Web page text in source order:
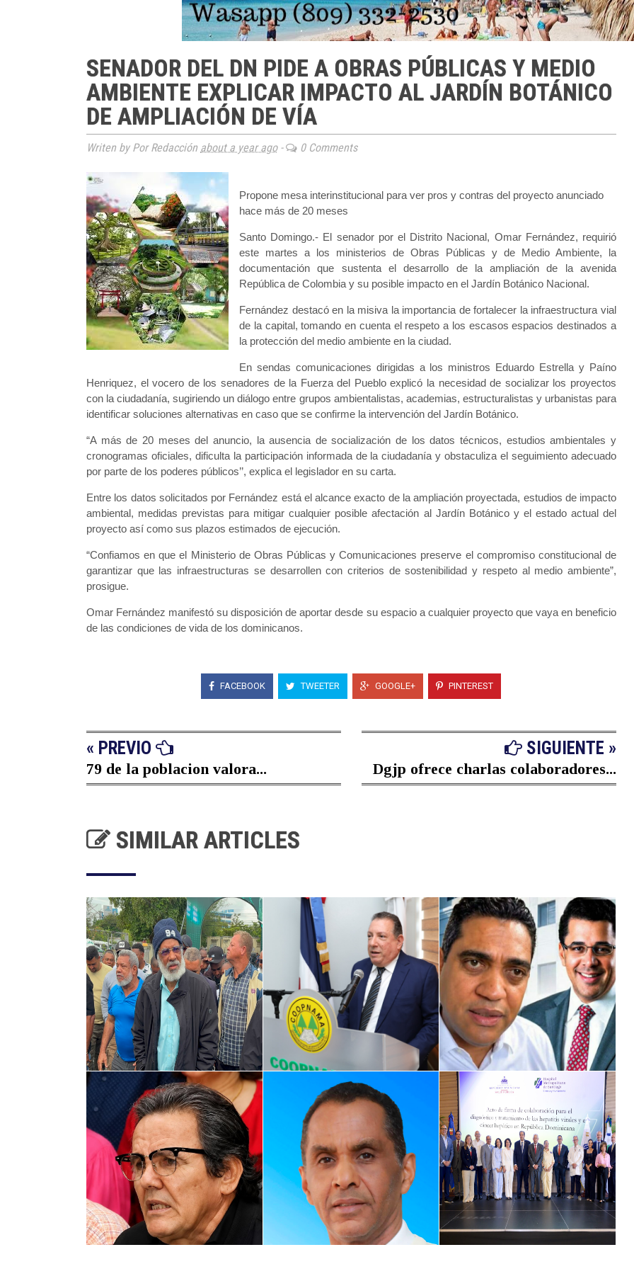
SENADOR DEL DN PIDE A OBRAS PÚBLICAS Y MEDIO
AMBIENTE EXPLICAR IMPACTO AL JARDÍN BOTÁNICO
DE AMPLIACIÓN DE VÍA
Writen by Por Redacción about a year ago- 0 Comments
Propone mesa interinstitucional para ver pros y contras del proyecto anunciado
hace más de 20 meses
Santo Domingo.- El senador por el Distrito Nacional, Omar Fernández, requirió
este martes a los ministerios de Obras Públicas y de Medio Ambiente, la
documentación que sustenta el desarrollo de la ampliación de la avenida
República de Colombia y su posible impacto en el Jardín Botánico Nacional.
Fernández destacó en la misiva la importancia de fortalecer la infraestructura vial
de la capital, tomando en cuenta el respeto a los escasos espacios destinados a
la protección del medio ambiente en la ciudad.
En sendas comunicaciones dirigidas a los ministros Eduardo Estrella y Paíno
Henriquez, el vocero de los senadores de la Fuerza del Pueblo explicó la necesidad de socializar los proyectos
con la ciudadanía, sugiriendo un diálogo entre grupos ambientalistas, academias, estructuralistas y urbanistas para
identificar soluciones alternativas en caso que se confirme la intervención del Jardín Botánico.
“A más de 20 meses del anuncio, la ausencia de socialización de los datos técnicos, estudios ambientales y
cronogramas oficiales, dificulta la participación informada de la ciudadanía y obstaculiza el seguimiento adecuado
por parte de los poderes públicos’’, explica el legislador en su carta.
Entre los datos solicitados por Fernández está el alcance exacto de la ampliación proyectada, estudios de impacto
ambiental, medidas previstas para mitigar cualquier posible afectación al Jardín Botánico y el estado actual del
proyecto así como sus plazos estimados de ejecución.
“Confiamos en que el Ministerio de Obras Públicas y Comunicaciones preserve el compromiso constitucional de
garantizar que las infraestructuras se desarrollen con criterios de sostenibilidad y respeto al medio ambiente”,
prosigue.
Omar Fernández manifestó su disposición de aportar desde su espacio a cualquier proyecto que vaya en beneficio
de las condiciones de vida de los dominicanos.
FACEBOOK TWEETER GOOGLE+ PINTEREST
« PREVIO
79 de la poblacion valora...
SIGUIENTE »
Dgjp ofrece charlas colaboradores...
SIMILAR ARTICLES